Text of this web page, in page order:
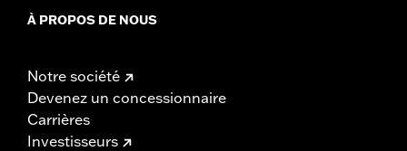
À PROPOS DE NOUS
Notre société
Devenez un concessionnaire
Carrières
Investisseurs